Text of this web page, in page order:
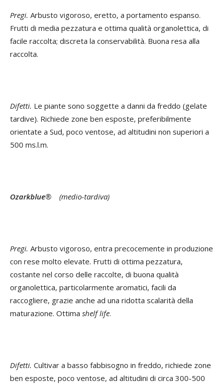
Pregi. Arbusto vigoroso, eretto, a portamento espanso.
Frutti di media pezzatura e ottima qualità organolettica, di
facile raccolta; discreta la conservabilità. Buona resa alla
raccolta.
Difetti. Le piante sono soggette a danni da freddo (gelate
tardive). Richiede zone ben esposte, preferibilmente
orientate a Sud, poco ventose, ad altitudini non superiori a
500 ms.l.m.
Ozarkblue® (medio-tardiva)
Pregi. Arbusto vigoroso, entra precocemente in produzione
con rese molto elevate. Frutti di ottima pezzatura,
costante nel corso delle raccolte, di buona qualità
organolettica, particolarmente aromatici, facili da
raccogliere, grazie anche ad una ridotta scalarità della
maturazione. Ottima shelf life.
Difetti. Cultivar a basso fabbisogno in freddo, richiede zone
ben esposte, poco ventose, ad altitudini di circa 300-500